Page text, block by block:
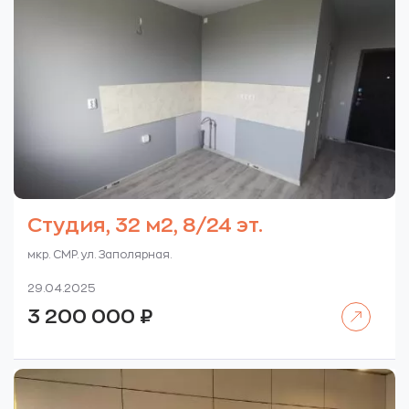
Студия, 32 м2, 8/24 эт.
мкр. СМР. ул. Заполярная.
29.04.2025
3 200 000 ₽